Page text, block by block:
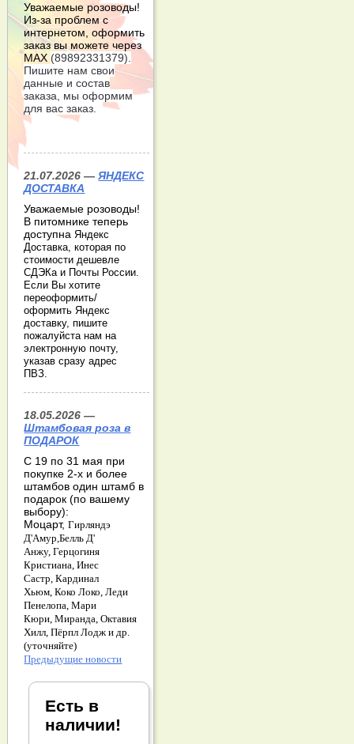
Уважаемые розоводы!
Из-за проблем с
интернетом, оформить
заказ вы можете через
МАХ (89892331379).
Пишите нам свои
данные и состав
заказа, мы оформим
для вас заказ.
21.07.2026 —ЯНДЕКС
ДОСТАВКА
Уважаемые розоводы!
В питомнике теперь
доступнаЯндекс
Доставка, которая по
стоимости дешевле
СДЭКа и Почты России.
Если Вы хотите
переоформить/
оформить Яндекс
доставку, пишите
пожалуйста нам на
электронную почту,
указав сразу адрес
ПВЗ.
18.05.2026 —
Штамбовая роза в
ПОДАРОК
С 19 по 31 мая при
покупке 2-х и более
штамбов один штамб в
подарок (по вашему
выбору):
Моцарт,Гирляндэ
Д'Амур,Белль Д'
Анжу,Герцогиня
Кристиана,Инес
Састр,Кардинал
Хьюм,Коко Локо,Леди
Пенелопа,Мари
Кюри,Миранда,Октавия
Хилл,Пёрпл Лодж и др.
(уточняйте)
Предыдущие новости
Есть в
наличии!